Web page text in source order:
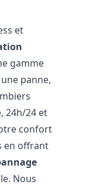
et
gamme
panne,
24h/24 et
confort
en offrant
Nous